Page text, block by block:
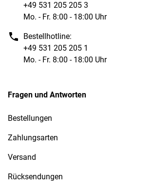
+49 531 205 205 3
Mo. - Fr. 8:00 - 18:00 Uhr
Bestellhotline:
+49 531 205 205 1
Mo. - Fr. 8:00 - 18:00 Uhr
Fragen und Antworten
Bestellungen
Zahlungsarten
Versand
Rücksendungen